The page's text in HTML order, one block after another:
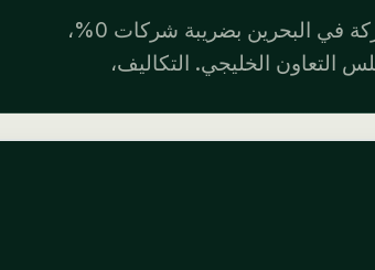
دليل كامل لرواد الأعمال من موزمبيق: أسس شركة في البحرين بضريبة شركات 0%،
مجلس التعاون الخليجي. التكاليف،